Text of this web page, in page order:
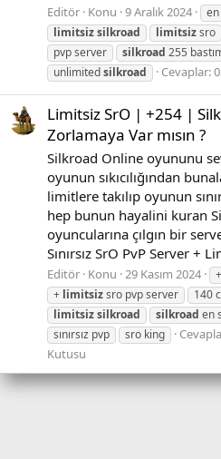
Editör Konu 9 Aralık 2024
en
limitsizsilkroad limitsizsro
pvp server
silkroad 255
unlimitedsilkroad Cevaplar: 0
Limitsiz SrO | +254 |
Zorlamaya Var mısın ?
Silkroad Online oyununu
oyunun sıkıcılığından
limitlere takılıp oyunun
hep bunun hayalini kuran
oyuncularına çılgın bir
Sınırsız SrO PvP Server +
Editör Konu 29 Kasım 2024
+ limitsizsro pvp server 140
limitsizsilkroad silkroad en
sınırsız pvp
sro king
Kutusu